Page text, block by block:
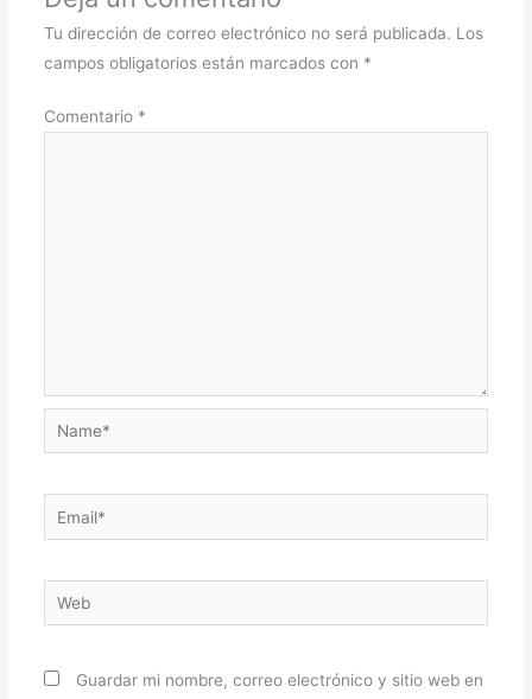
Tu dirección de correo electrónico no será publicada. Los
campos obligatorios están marcados con *
Comentario *
Name*
Email*
Web
Guardar mi nombre, correo electrónico y sitio web en